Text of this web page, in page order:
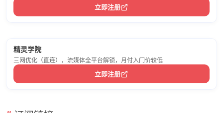
立即注册
精灵学院
三网优化（直连），流媒体全平台解锁，月付入门价较低
立即注册